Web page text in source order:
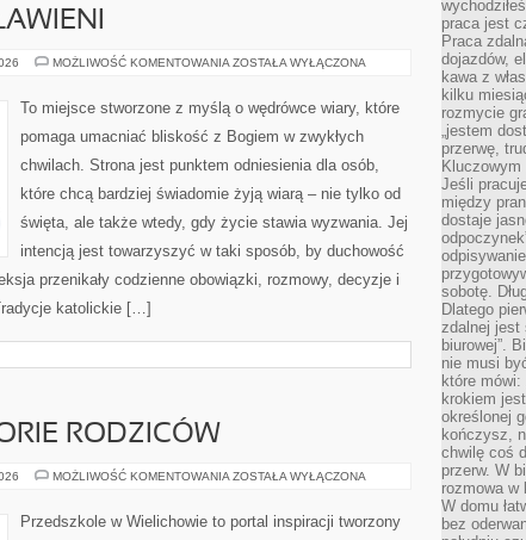
MOŻLIWOŚĆ KOMENTOWANIA ŚWIĘCI
ZOSTAŁA WYŁĄCZONA
To miejsce stworzone z myślą o wędrówce wiary, które
pomaga umacniać bliskość z Bogiem w zwykłych
chwilach. Strona jest punktem odniesienia dla osób,
które chcą bardziej świadomie żyją wiarą – nie tylko od
święta, ale także wtedy, gdy życie stawia wyzwania. Jej
intencją jest towarzyszyć w taki sposób, by duchowość
przenikały codzienne obowiązki, rozmowy, decyzje i
katolickie […]
RODZICÓW
MOŻLIWOŚĆ KOMENTOWANIA INSPIRACJE
RODZICÓW
ZOSTAŁA WYŁĄCZONA
Przedszkole w Wielichowie to portal inspiracji tworzony
praca jest
Praca
dojazdów,
kawa z
kilku
rozmycie
„jestem
przerwę,
Kluczowym
Jeśli
między
dostaje
sobotę.
Dlatego
zdalnej jest
biurowej”.
nie musi
które mówi:
krokiem
określonej
kończysz,
chwilę coś
przerw. W
rozmowa w
W domu
bez